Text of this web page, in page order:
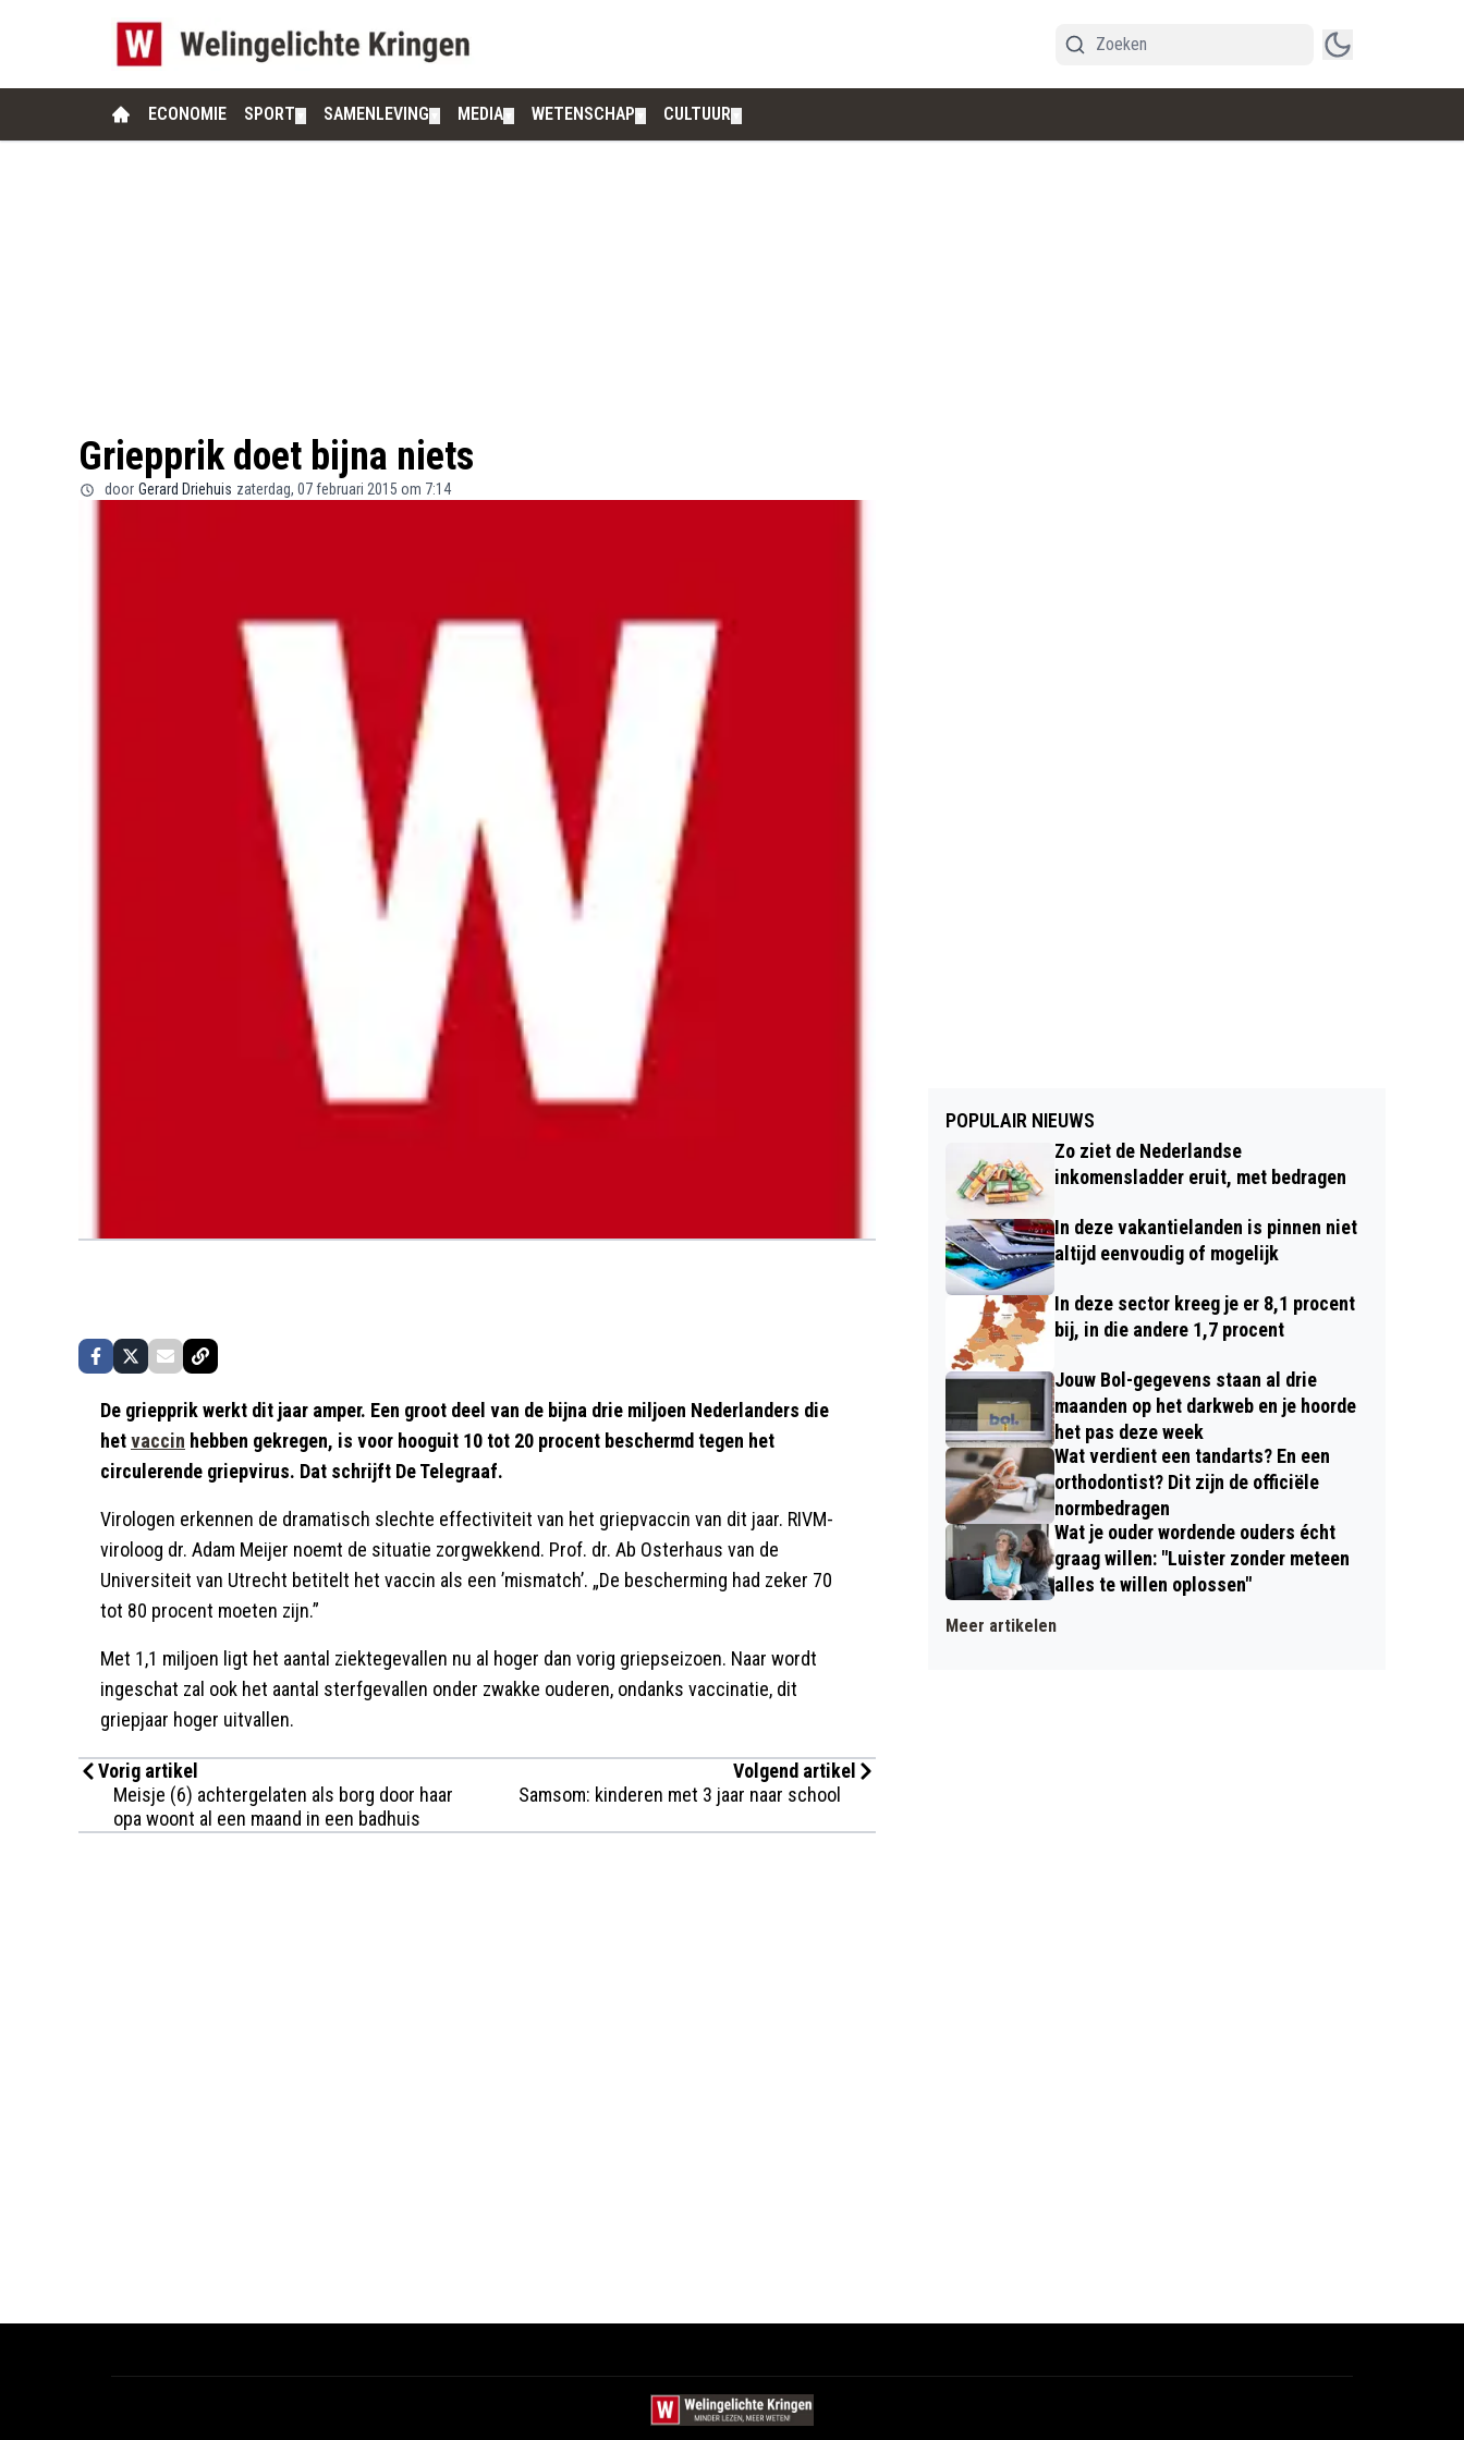
ECONOMIE SPORT SAMENLEVING MEDIA WETENSCHAP CULTUUR
Griepprik doet bijna niets
door Gerard Driehuis zaterdag, 07 februari 2015 om 7:14
De griepprik werkt dit jaar amper. Een groot deel van de bijna drie miljoen Nederlanders die
hetvaccin hebben gekregen, is voor hooguit 10 tot 20 procent beschermd tegen het
circulerende griepvirus. Dat schrijft De Telegraaf.
Virologen erkennen de dramatisch slechte effectiviteit van het griepvaccin van dit jaar. RIVM-
viroloog dr. Adam Meijer noemt de situatie zorgwekkend. Prof. dr. Ab Osterhaus van de
Universiteit van Utrecht betitelt het vaccin als een ’mismatch’. „De bescherming had zeker 70
tot 80 procent moeten zijn.”
Met 1,1 miljoen ligt het aantal ziektegevallen nu al hoger dan vorig griepseizoen. Naar wordt
ingeschat zal ook het aantal sterfgevallen onder zwakke ouderen, ondanks vaccinatie, dit
griepjaar hoger uitvallen.
Vorig artikel
Meisje (6) achtergelaten als borg door haar
opa woont al een maand in een badhuis
Volgend artikel
Samsom: kinderen met 3 jaar naar school
POPULAIR NIEUWS
Zo ziet de Nederlandse
inkomensladder eruit, met bedragen
In deze vakantielanden is pinnen niet
altijd eenvoudig of mogelijk
In deze sector kreeg je er 8,1 procent
bij, in die andere 1,7 procent
Jouw Bol-gegevens staan al drie
maanden op het darkweb en je hoorde
het pas deze week
Wat verdient een tandarts? En een
orthodontist? Dit zijn de officiële
normbedragen
Wat je ouder wordende ouders écht
graag willen: "Luister zonder meteen
alles te willen oplossen"
Meer artikelen